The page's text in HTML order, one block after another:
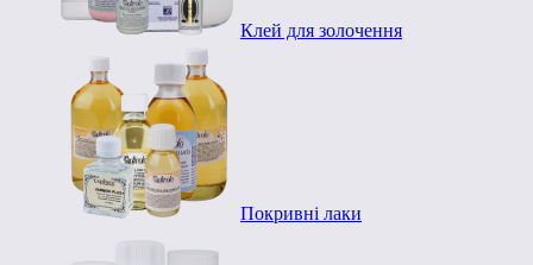
Клей для золочення
Покривні лаки